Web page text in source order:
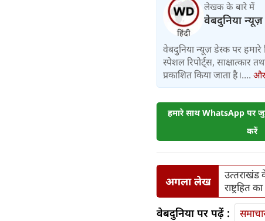
लेखक के बारे में
वेबदुनिया न्यूज़
वेबदुनिया न्यूज़ डेस्क पर हमारे
स्पेशल रिपोर्ट्स, साक्षात्कार
प्रकाशित किया जाता है।....
हमारे साथ WhatsApp पर
करें
अगला लेख
उत्‍तराखंड
राष्ट्रहित
वेबदुनिया पर पढ़ें :